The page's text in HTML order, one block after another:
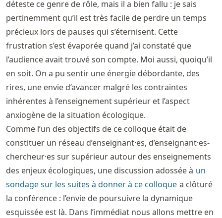
déteste ce genre de rôle, mais il a bien fallu : je sais
pertinemment qu’il est très facile de perdre un temps
précieux lors de pauses qui s’éternisent. Cette
frustration s’est évaporée quand j’ai constaté que
l’audience avait trouvé son compte. Moi aussi, quoiqu’il
en soit. On a pu sentir une énergie débordante, des
rires, une envie d’avancer malgré les contraintes
inhérentes à l’enseignement supérieur et l’aspect
anxiogène de la situation écologique.
Comme l’un des objectifs de ce colloque était de
constituer un réseau d’enseignant·es, d’enseignant·es-
chercheur·es sur supérieur autour des enseignements
des enjeux écologiques, une discussion adossée à un
sondage sur les suites à donner à ce colloque a clôturé
la conférence : l’envie de poursuivre la dynamique
esquissée est là. Dans l’immédiat nous allons mettre en